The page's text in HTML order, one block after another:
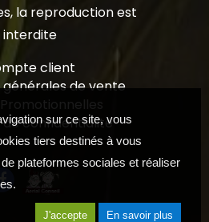
la reproduction est
interdite
client
générales de vente
de confidentialité
sur ce site, vous
tiers destinés à vous
plateformes sociales et réaliser
J'accepte En savoir plus